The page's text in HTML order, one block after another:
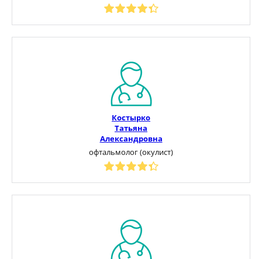
Костырко
Татьяна
Александровна
офтальмолог (окулист)